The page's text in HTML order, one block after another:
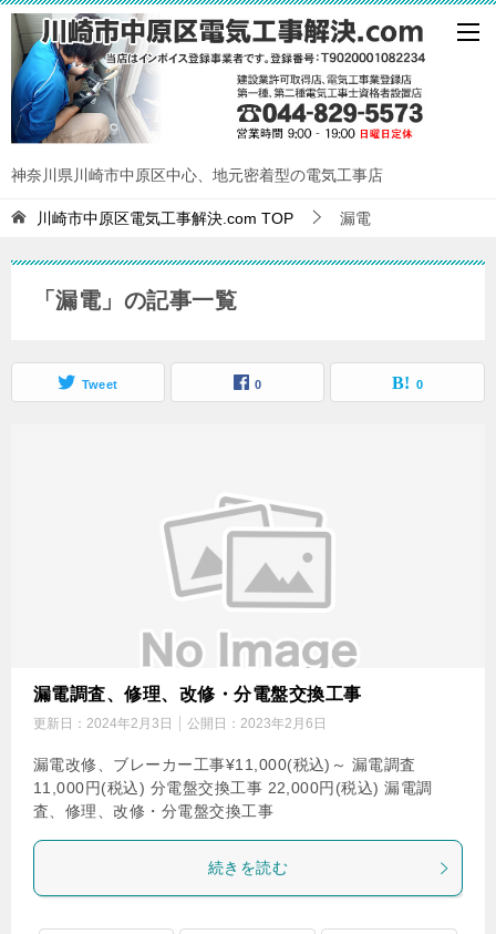
神奈川県川崎市中原区中心、地元密着型の電気工事店
川崎市中原区電気工事解決.com TOP 漏電
「漏電」の記事一覧
Tweet 0 0
漏電調査、修理、改修・分電盤交換工事
更新日： 2024年2月3日 公開日： 2023年2月6日
漏電改修、ブレーカー工事¥11,000(税込)～ 漏電調査
11,000円(税込) 分電盤交換工事 22,000円(税込) 漏電調
査、修理、改修・分電盤交換工事
続きを読む